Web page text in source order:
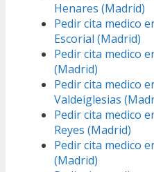
Henares (Madrid)
Pedir cita medico
Escorial (Madrid)
Pedir cita medico
(Madrid)
Pedir cita medico
Valdeiglesias
Pedir cita medico
Reyes (Madrid)
Pedir cita medico
(Madrid)